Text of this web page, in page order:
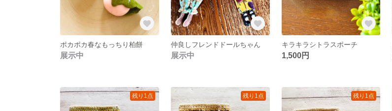
ポカポカ春なもっちり柏餅
展示中
仲良しフレンドドールちゃん
展示中
キラキラシトラスポーチ
1,500円
残り1点 残り1点 残り1点